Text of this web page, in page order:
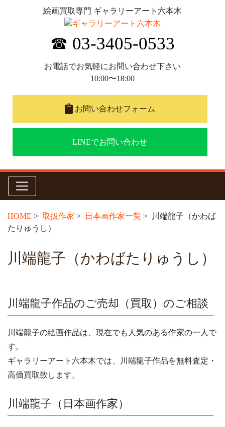
絵画買取専門 ギャラリーアート六本木
☎ 03-3405-0533
お電話でお気軽にお問い合わせ下さい
10:00〜18:00
お問い合わせフォーム
LINEでお問い合わせ
HOME > 取扱作家 > 日本画作家一覧 > 川端龍子（かわば
たりゅうし）
川端龍子（かわばたりゅうし）
川端龍子作品のご売却（買取）のご相談
川端龍子の絵画作品は、現在でも人気のある作家の一人で
す。
ギャラリーアート六本木では、川端龍子作品を無料査定・
高価買取致します。
川端龍子（日本画作家）